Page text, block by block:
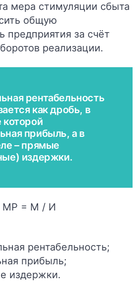
мера стимуляции сбыта
общую
предприятия за счёт
реализации.
рентабельность
как дробь, в
которой
прибыль, а в
– прямые
издержки.
МР = М / И
рентабельность;
прибыль;
издержки.